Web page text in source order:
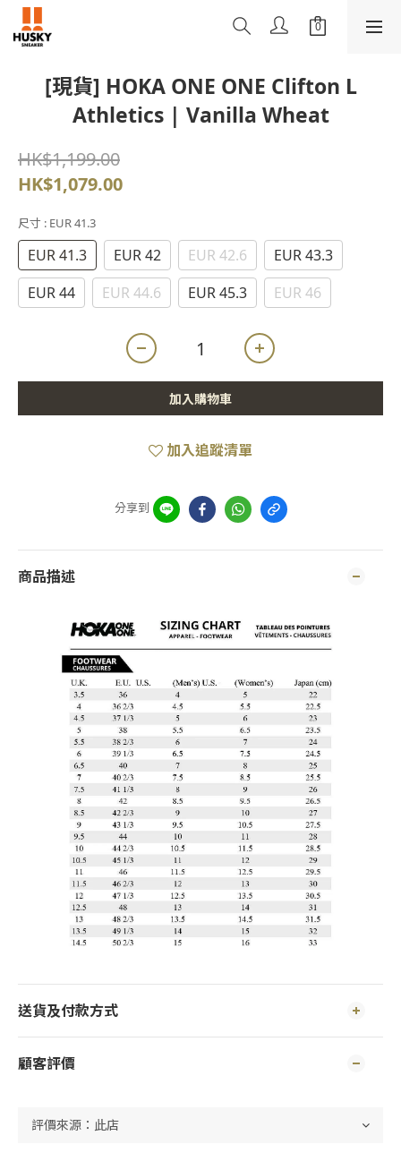
[現貨] HOKA ONE ONE Clifton L
Athletics | Vanilla Wheat
HK$1,199.00
HK$1,079.00
尺寸 : EUR 41.3
EUR 41.3 EUR 42 EUR 42.6
EUR 43.3
EUR 44
EUR 44.6 EUR 45.3 EUR 46
加入購物車
加入追蹤清單
分享到
商品描述
送貨及付款方式
顧客評價